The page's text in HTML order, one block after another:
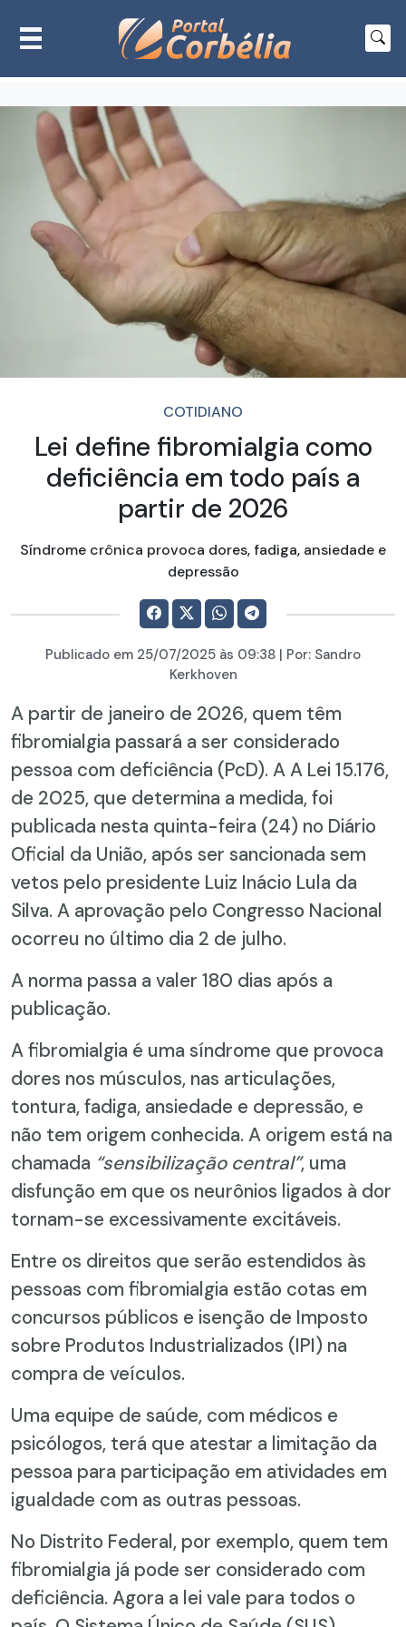
COTIDIANO
Lei define fibromialgia como
deficiência em todo país a
partir de 2026
Síndrome crônica provoca dores, fadiga, ansiedade e
depressão
Publicado em 25/07/2025 às 09:38 | Por: Sandro
Kerkhoven
A partir de janeiro de 2026, quem têm
fibromialgia passará a ser considerado
pessoa com deficiência (PcD). A A Lei 15.176,
de 2025, que determina a medida, foi
publicada nesta quinta-feira (24) no Diário
Oficial da União, após ser sancionada sem
vetos pelo presidente Luiz Inácio Lula da
Silva. A aprovação pelo Congresso Nacional
ocorreu no último dia 2 de julho.
A norma passa a valer 180 dias após a
publicação.
A fibromialgia é uma síndrome que provoca
dores nos músculos, nas articulações,
tontura, fadiga, ansiedade e depressão, e
não tem origem conhecida. A origem está na
chamada “sensibilização central”, uma
disfunção em que os neurônios ligados à dor
tornam-se excessivamente excitáveis.
Entre os direitos que serão estendidos às
pessoas com fibromialgia estão cotas em
concursos públicos e isenção de Imposto
sobre Produtos Industrializados (IPI) na
compra de veículos.
Uma equipe de saúde, com médicos e
psicólogos, terá que atestar a limitação da
pessoa para participação em atividades em
igualdade com as outras pessoas.
No Distrito Federal, por exemplo, quem tem
fibromialgia já pode ser considerado com
deficiência. Agora a lei vale para todos o